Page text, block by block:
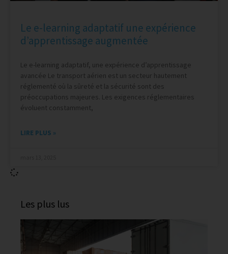
Le e-learning adaptatif une expérience
d’apprentissage augmentée
Le e-learning adaptatif, une expérience d’apprentissage
avancée Le transport aérien est un secteur hautement
réglementé où la sûreté et la sécurité sont des
préoccupations majeures. Les exigences réglementaires
évoluent constamment,
LIRE PLUS »
Les plus lus